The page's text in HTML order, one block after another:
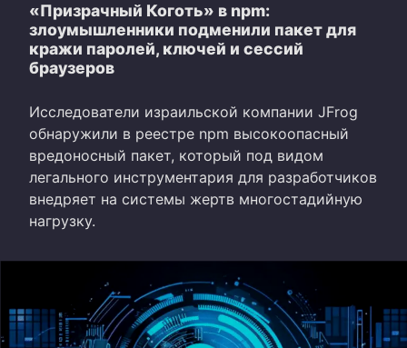
«Призрачный Коготь» в npm:
злоумышленники подменили пакет для
кражи паролей, ключей и сессий
браузеров
Исследователи израильской компании JFrog
обнаружили в реестре npm высокоопасный
вредоносный пакет, который под видом
легального инструментария для разработчиков
внедряет на системы жертв многостадийную
нагрузку.